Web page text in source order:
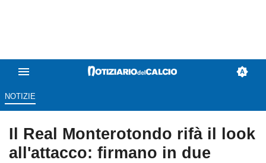
NOTIZIE
Il Real Monterotondo rifà il look
all'attacco: firmano in due